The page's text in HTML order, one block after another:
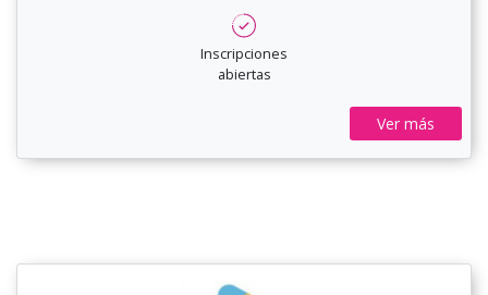
Inscripciones
abiertas
Ver más